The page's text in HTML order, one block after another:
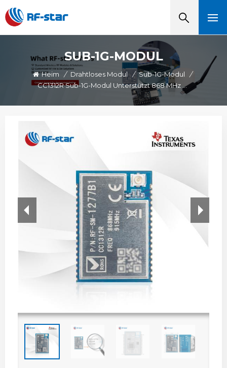
SUB-1G-MODUL
Heim / Drahtloses Modul / Sub-1G-Modul
/
CC1312R Sub-1G-Modul Unterstützt 868 MHz 915 MHz 920 MHz RF-SM-1277B1